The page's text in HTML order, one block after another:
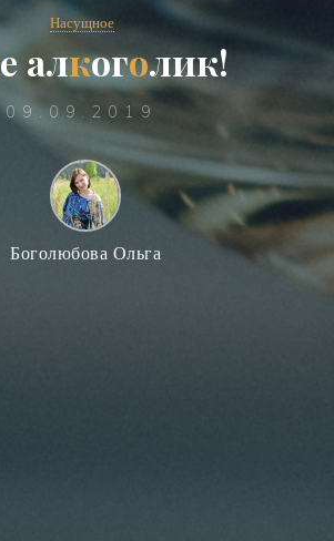
Насущное
е алкоголик!
09.09.2019
Боголюбова Ольга